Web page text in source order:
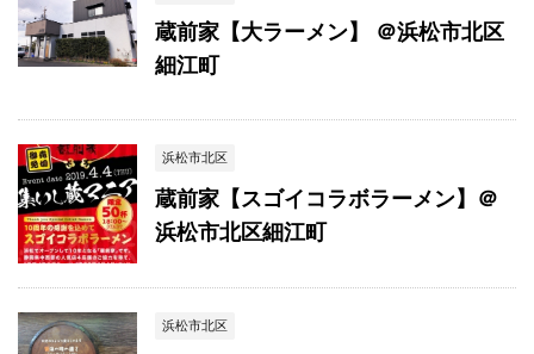
蔵前家【大ラーメン】 ＠浜松市北区
細江町
浜松市北区
蔵前家【スゴイコラボラーメン】＠
浜松市北区細江町
浜松市北区